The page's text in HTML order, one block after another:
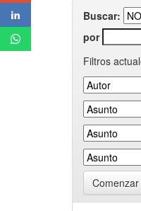
Buscar:
por
Filtros